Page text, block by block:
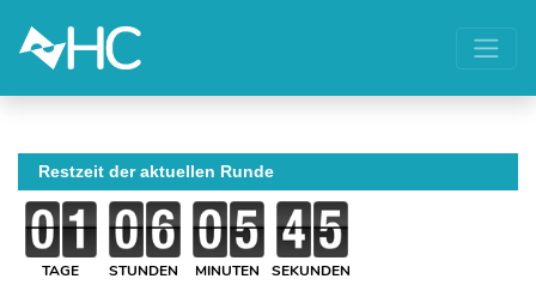
Restzeit der aktuellen Runde
TAGE STUNDEN MINUTEN SEKUNDEN